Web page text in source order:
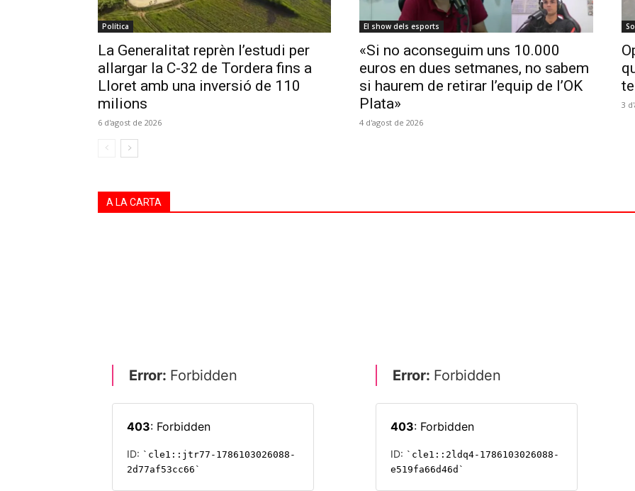
Política
La Generalitat reprèn l’estudi per
allargar la C-32 de Tordera fins a
Lloret amb una inversió de 110
milions
6 d'agost de 2026
El show dels esports
«Si no aconseguim uns 10.000
euros en dues setmanes, no sabem
si haurem de retirar l’equip de l’OK
Plata»
4 d'agost de 2026
3
A LA CARTA